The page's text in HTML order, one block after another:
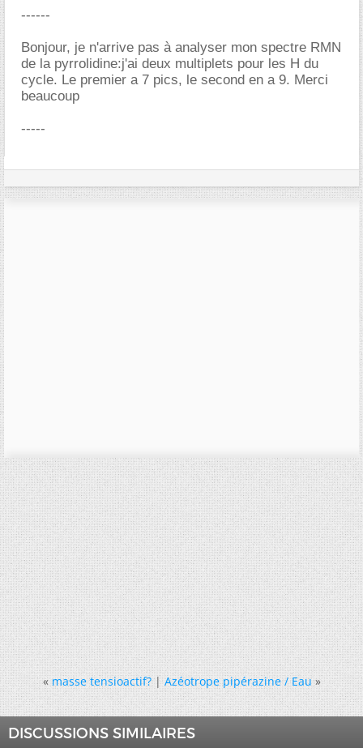
------
Bonjour, je n'arrive pas à analyser mon spectre RMN
de la pyrrolidine:j'ai deux multiplets pour les H du
cycle. Le premier a 7 pics, le second en a 9. Merci
beaucoup
-----
« masse tensioactif?|Azéotrope pipérazine / Eau »
DISCUSSIONS SIMILAIRES